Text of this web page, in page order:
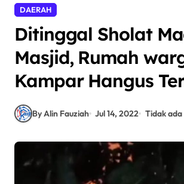
DAERAH
Ditinggal Sholat
Masjid, Rumah
Kampar Hangus
By Alin Fauziah Jul 14, 2022 Tidak